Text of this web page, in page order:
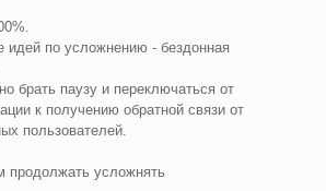
идей по усложнению - бездонная
брать паузу и переключаться от
к получению обратной связи от
пользователей.
продолжать усложнять